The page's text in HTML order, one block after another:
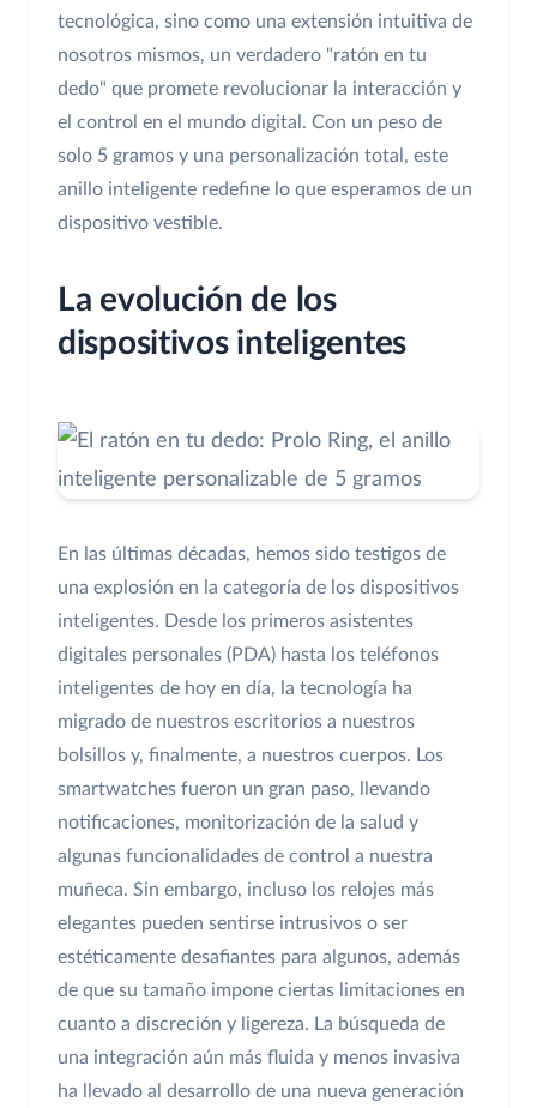
tecnológica, sino como una extensión intuitiva de
nosotros mismos, un verdadero "ratón en tu
dedo" que promete revolucionar la interacción y
el control en el mundo digital. Con un peso de
solo 5 gramos y una personalización total, este
anillo inteligente redefine lo que esperamos de un
dispositivo vestible.
La evolución de los
dispositivos inteligentes
En las últimas décadas, hemos sido testigos de
una explosión en la categoría de los dispositivos
inteligentes. Desde los primeros asistentes
digitales personales (PDA) hasta los teléfonos
inteligentes de hoy en día, la tecnología ha
migrado de nuestros escritorios a nuestros
bolsillos y, finalmente, a nuestros cuerpos. Los
smartwatches fueron un gran paso, llevando
notificaciones, monitorización de la salud y
algunas funcionalidades de control a nuestra
muñeca. Sin embargo, incluso los relojes más
elegantes pueden sentirse intrusivos o ser
estéticamente desafiantes para algunos, además
de que su tamaño impone ciertas limitaciones en
cuanto a discreción y ligereza. La búsqueda de
una integración aún más fluida y menos invasiva
ha llevado al desarrollo de una nueva generación